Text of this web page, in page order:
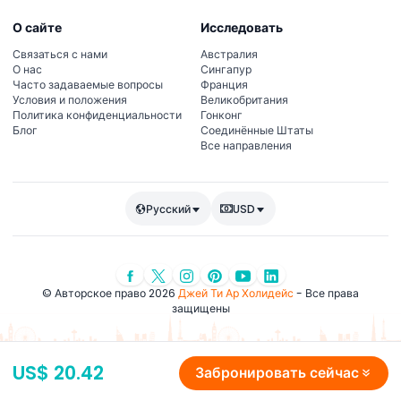
US$ 20.42 Забронировать сейчас
О сайте
Связаться с нами
О нас
Часто задаваемые вопросы
Условия и положения
Политика конфиденциальности
Блог
Исследовать
Австралия
Сингапур
Франция
Великобритания
Гонконг
Соединённые Штаты
Все направления
Русский USD
© Авторское право 2026 Джей Ти Ар Холидейс- Все права
защищены